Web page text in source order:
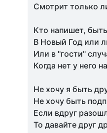
Смотрит только
Кто напишет,
В Новый Год или
Или в "гости"
Когда нет у него
Не хочу я быть
Не хочу быть
Если вдруг
То давайте друг